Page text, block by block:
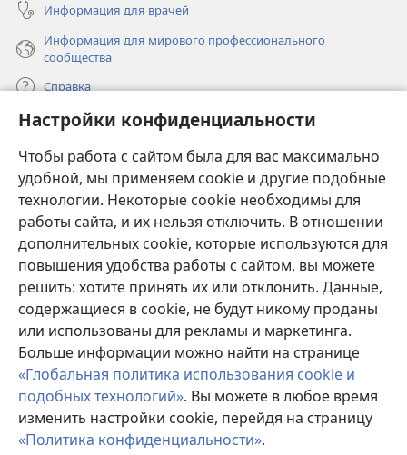
Настройки конфиденциальности
Чтобы работа с сайтом была для вас максимально
удобной, мы применяем cookie и другие подобные
технологии. Некоторые cookie необходимы для
работы сайта, и их нельзя отключить. В отношении
дополнительных cookie, которые используются для
повышения удобства работы с сайтом, вы можете
решить: хотите принять их или отклонить. Данные,
содержащиеся в cookie, не будут никому проданы
или использованы для рекламы и маркетинга.
Больше информации можно найти на странице
«Глобальная политика использования cookie и
подобных технологий». Вы можете в любое время
изменить настройки cookie, перейдя на страницу
«Политика конфиденциальности».
Информация для врачей
Информация для мирового профессионального
сообщества
Справка
Пожертвования
в
новом
окне)
ОНЛАЙН-БИБЛИОТЕКА Сторожевой башни
(открывается
новом
окне)
JW Hub®
(открывается
в
новом
окне)
JW Library ®
Watchtower Library
Copyright© 2026 Watch Tower Bible and Tract Society of Pennsylvania.
УСЛОВИЯ ИСПОЛЬЗОВАНИЯ|ПОЛИТИКА
КОНФИДЕНЦИАЛЬНОСТИ|НАСТРОЙКИ
КОНФИДЕНЦИАЛЬНОСТИ